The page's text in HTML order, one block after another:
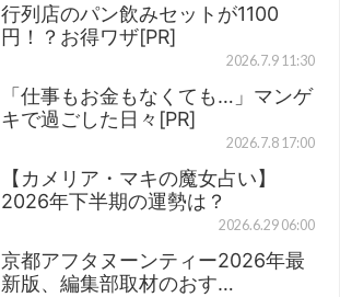
行列店のパン飲みセットが1100
円！？お得ワザ[PR]
2026.7.9 11:30
「仕事もお金もなくても…」マンゲ
キで過ごした日々[PR]
2026.7.8 17:00
【カメリア・マキの魔女占い】
2026年下半期の運勢は？
2026.6.29 06:00
京都アフタヌーンティー2026年最
新版、編集部取材のおす…